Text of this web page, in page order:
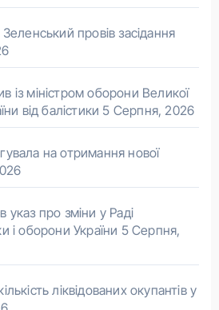
провів засідання
із міністром оборони Великої
від балістики 5 Серпня, 2026
на отримання нової
указ про зміни у Раді
і оборони України 5 Серпня,
ліквідованих окупантів у